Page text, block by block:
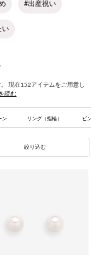
#出産祝い
い
現在152アイテムをご用意し
読む
ン リング（指輪） ピ
絞り込む